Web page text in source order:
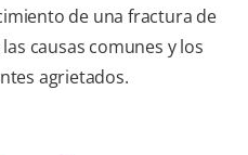
de una fractura de
causas comunes y los
agrietados.